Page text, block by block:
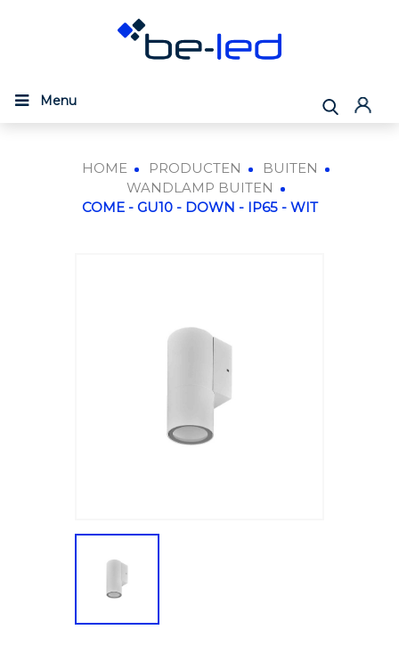
Menu
HOME PRODUCTEN
BUITEN
WANDLAMP BUITEN
COME - GU10 - DOWN - IP65 - WIT